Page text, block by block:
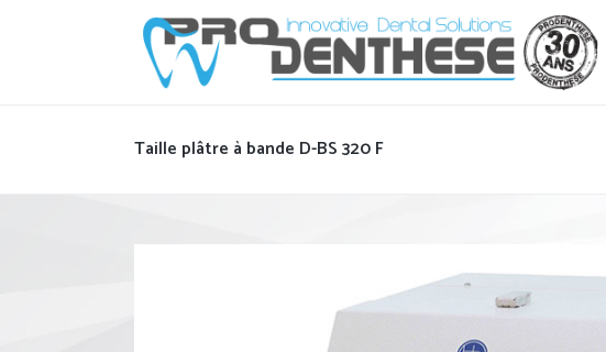
Taille plâtre à bande D-BS 320 F